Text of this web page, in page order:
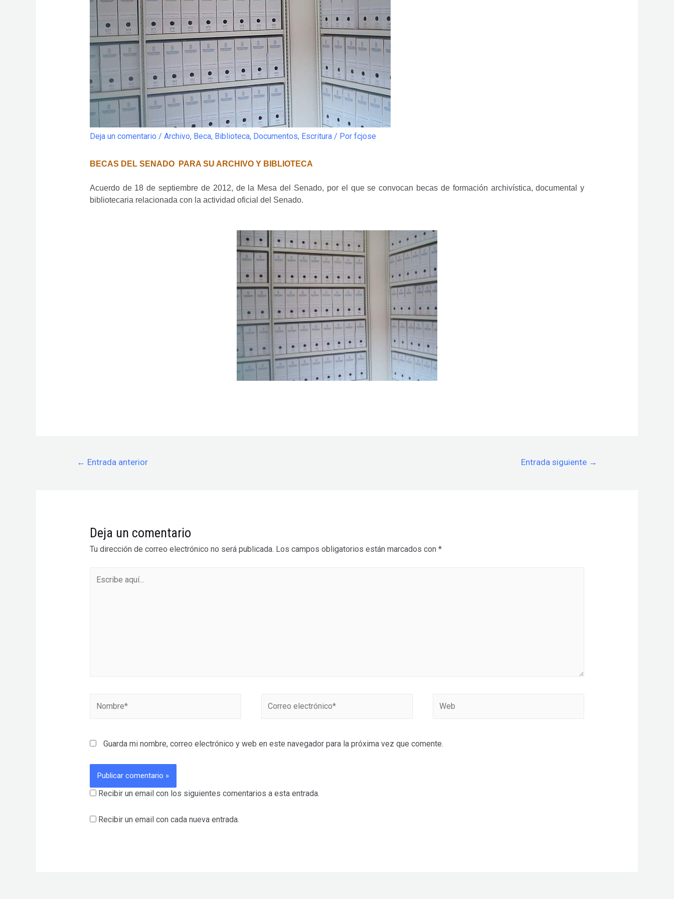
Deja un comentario / Archivo, Beca, Biblioteca, Documentos, Escritura/ Por fcjose
BECAS DEL SENADO PARA SU ARCHIVO Y BIBLIOTECA
Acuerdo de 18 de septiembre de 2012, de la Mesa del Senado, por el que se convocan becas de formación archivística, documental y
bibliotecaria relacionada con la actividad oficial del Senado.
Navegación
← Entrada anterior Entrada siguiente →
Deja un comentario
Tu dirección de correo electrónico no será publicada. Los campos obligatorios están marcados con *
aquí...
electrónico*
Guarda mi nombre, correo electrónico y web en este navegador para la próxima vez que comente.
Recibir un email con los siguientes comentarios a esta entrada.
Recibir un email con cada nueva entrada.